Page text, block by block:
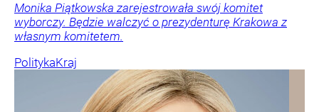
Monika Piątkowska zarejestrowała swój komitet
wyborczy. Będzie walczyć o prezydenturę Krakowa z
własnym komitetem.
PolitykaKraj